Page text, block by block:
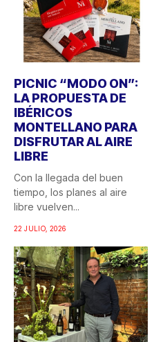
PICNIC “MODO ON”:
LA PROPUESTA DE
IBÉRICOS
MONTELLANO PARA
DISFRUTAR AL AIRE
LIBRE
Con la llegada del buen
tiempo, los planes al aire
libre vuelven...
22 JULIO, 2026